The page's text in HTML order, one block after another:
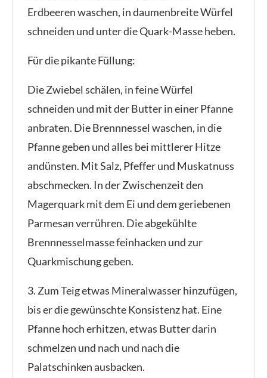
Erdbeeren waschen, in daumenbreite Würfel
schneiden und unter die Quark-Masse heben.
Für die pikante Füllung:
Die Zwiebel schälen, in feine Würfel
schneiden und mit der Butter in einer Pfanne
anbraten. Die Brennnessel waschen, in die
Pfanne geben und alles bei mittlerer Hitze
andünsten. Mit Salz, Pfeffer und Muskatnuss
abschmecken. In der Zwischenzeit den
Magerquark mit dem Ei und dem geriebenen
Parmesan verrühren. Die abgekühlte
Brennnesselmasse feinhacken und zur
Quarkmischung geben.
3. Zum Teig etwas Mineralwasser hinzufügen,
bis er die gewünschte Konsistenz hat. Eine
Pfanne hoch erhitzen, etwas Butter darin
schmelzen und nach und nach die
Palatschinken ausbacken.